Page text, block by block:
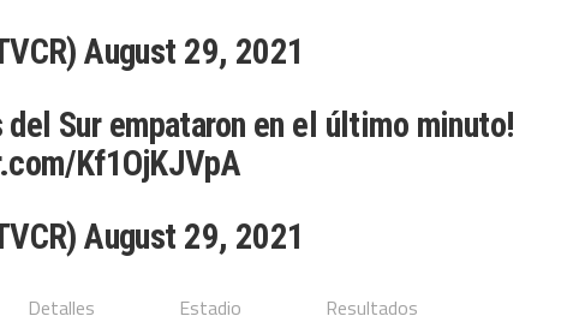
August 29, 2021
del Sur empataron en el último minuto!
Kf1OjKJVpA
August 29, 2021
Detalles Estadio Resultados